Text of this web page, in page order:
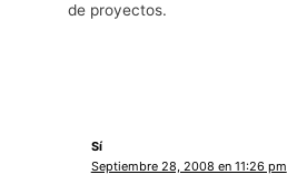
de proyectos.
Sí
Septiembre 28, 2008 en 11:26 pm